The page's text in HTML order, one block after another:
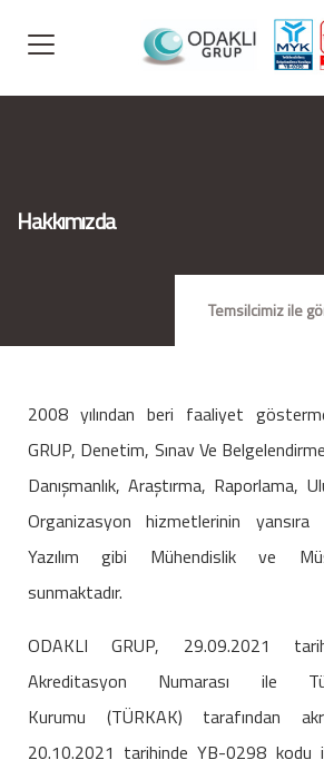
Hakkımızda
Temsilcimiz ile
2008 yılından beri faaliyet
GRUP, Denetim, Sınav Ve Belgelendirme,
Danışmanlık, Araştırma, Raporlama,
Organizasyon hizmetlerinin
Yazılım gibi Mühendislik ve
sunmaktadır.
ODAKLI GRUP, 29.09.2021
Akreditasyon Numarası ile
Kurumu (TÜRKAK) tarafından
20.10.2021 tarihinde YB-0298 kodu